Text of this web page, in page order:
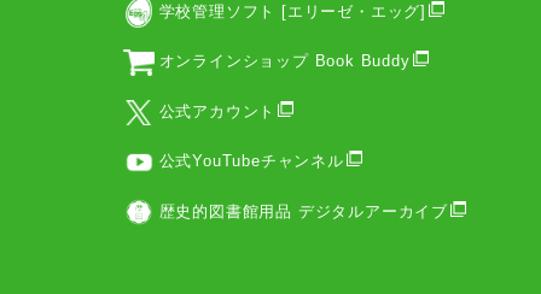
学校管理ソフト [エリーゼ・エッグ]
オンラインショップ Book Buddy
公式アカウント
公式YouTubeチャンネル
歴史的図書館用品 デジタルアーカイブ